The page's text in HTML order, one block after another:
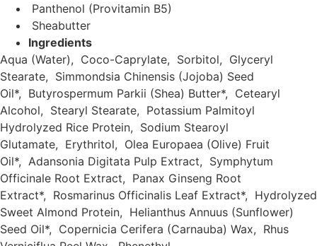
Panthenol (Provitamin B5)
Sheabutter
Ingredients
Aqua (Water), Coco-Caprylate, Sorbitol, Glyceryl
Stearate, Simmondsia Chinensis (Jojoba) Seed
Oil*, Butyrospermum Parkii (Shea) Butter*, Cetearyl
Alcohol, Stearyl Stearate, Potassium Palmitoyl
Hydrolyzed Rice Protein, Sodium Stearoyl
Glutamate, Erythritol, Olea Europaea (Olive) Fruit
Oil*, Adansonia Digitata Pulp Extract, Symphytum
Officinale Root Extract, Panax Ginseng Root
Extract*, Rosmarinus Officinalis Leaf Extract*, Hydrolyzed
Sweet Almond Protein, Helianthus Annuus (Sunflower)
Seed Oil*, Copernicia Cerifera (Carnauba) Wax, Rhus